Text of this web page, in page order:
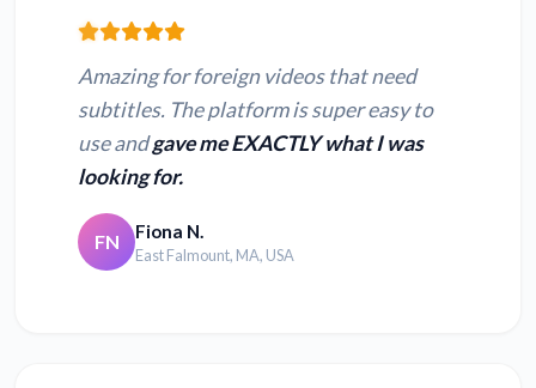
Amazing for foreign videos that need
subtitles. The platform is super easy to
use andgave me EXACTLY what I was
looking for.
FN Fiona N.
East Falmount, MA, USA